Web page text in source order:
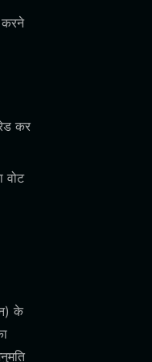
करने
कर
वोट
के